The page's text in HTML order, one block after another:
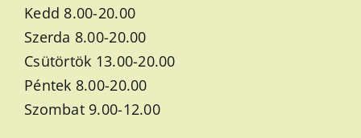
Kedd 8.00-20.00
Szerda 8.00-20.00
Csütörtök 13.00-20.00
Péntek 8.00-20.00
Szombat 9.00-12.00